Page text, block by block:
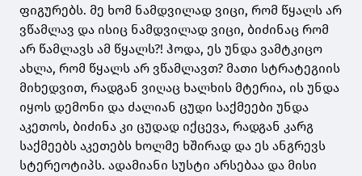
ფიგურებს. მე ხომ ნამდვილად ვიცი, რომ წყალს არ
ვწამლავ და ისიც ნამდვილად ვიცი, ბიძინაც რომ
არ წამლავს ამ წყალს?! ჰოდა, ეს უნდა ვამტკიცო
ახლა, რომ წყალს არ ვწამლავთ? მათი სტრატეგიის
მიხედვით, რადგან ვიღაც ხალხის მტერია, ის უნდა
იყოს დემონი და ძალიან ცუდი საქმეები უნდა
აკეთოს, ბიძინა კი ცუდად იქცევა, რადგან კარგ
საქმეებს აკეთებს ხოლმე ხშირად და ეს ანგრევს
სტერეოტიპს. ადამიანი სუსტი არსებაა და მისი